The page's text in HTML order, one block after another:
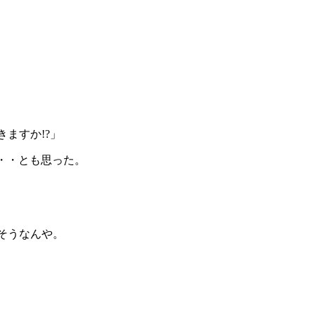
すか!?」
とも思った。
なんや。